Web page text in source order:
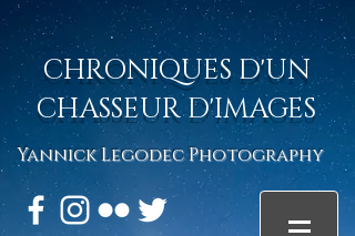
CHRONIQUES D'UN
CHASSEUR D'IMAGES
Yannick Legodec Photography